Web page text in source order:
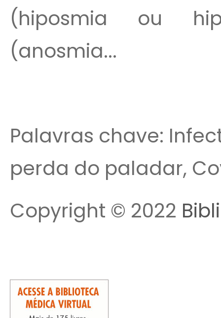
(hiposmia ou
(anosmia...
Palavras chave:
perda do paladar,
Copyright © 2022